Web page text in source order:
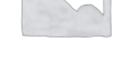
PILIH OPSI